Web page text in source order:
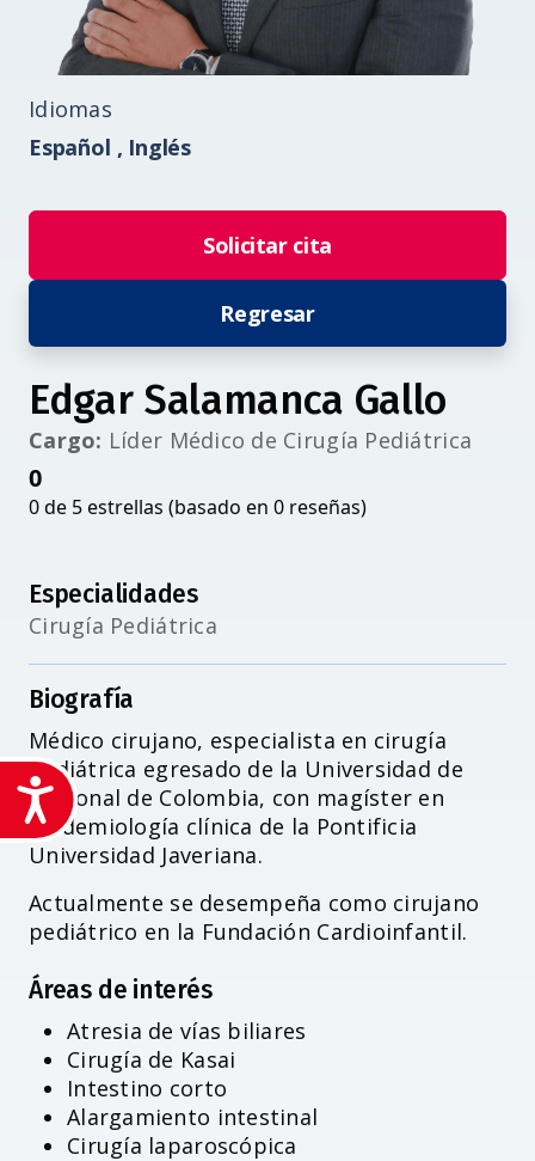
Accesibilidad
Idiomas
Español , Inglés
Solicitar cita
Regresar
Edgar Salamanca Gallo
Cargo: Líder Médico de Cirugía Pediátrica
0
0 de 5 estrellas (basado en 0 reseñas)
Especialidades
Cirugía Pediátrica
Biografía
Médico cirujano, especialista en cirugía
pediátrica egresado de la Universidad de
Nacional de Colombia, con magíster en
epidemiología clínica de la Pontificia
Universidad Javeriana.
Actualmente se desempeña como cirujano
pediátrico en la Fundación Cardioinfantil.
Áreas de interés
Atresia de vías biliares
Cirugía de Kasai
Intestino corto
Alargamiento intestinal
Cirugía laparoscópica